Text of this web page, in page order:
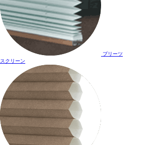
プリーツ
スクリーン